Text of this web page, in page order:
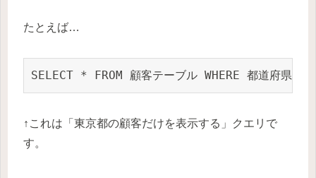
たとえば…
SELECT * FROM 顧客テーブル WHERE 都道府県
↑これは「東京都の顧客だけを表示する」クエリで
す。